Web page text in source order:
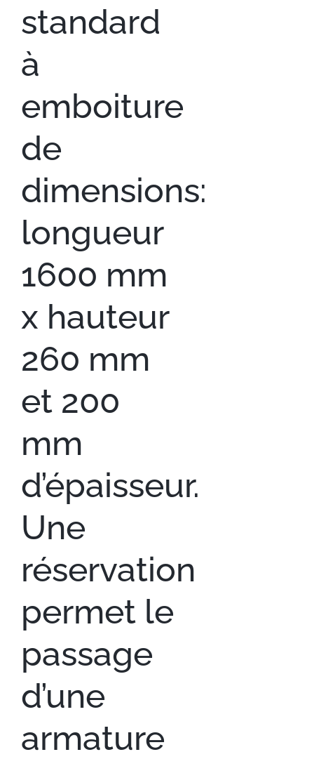
standard
à
emboiture
de
dimensions:
longueur
1600 mm
x hauteur
260 mm
et 200
mm
d’épaisseur.
Une
réservation
permet le
passage
d’une
armature